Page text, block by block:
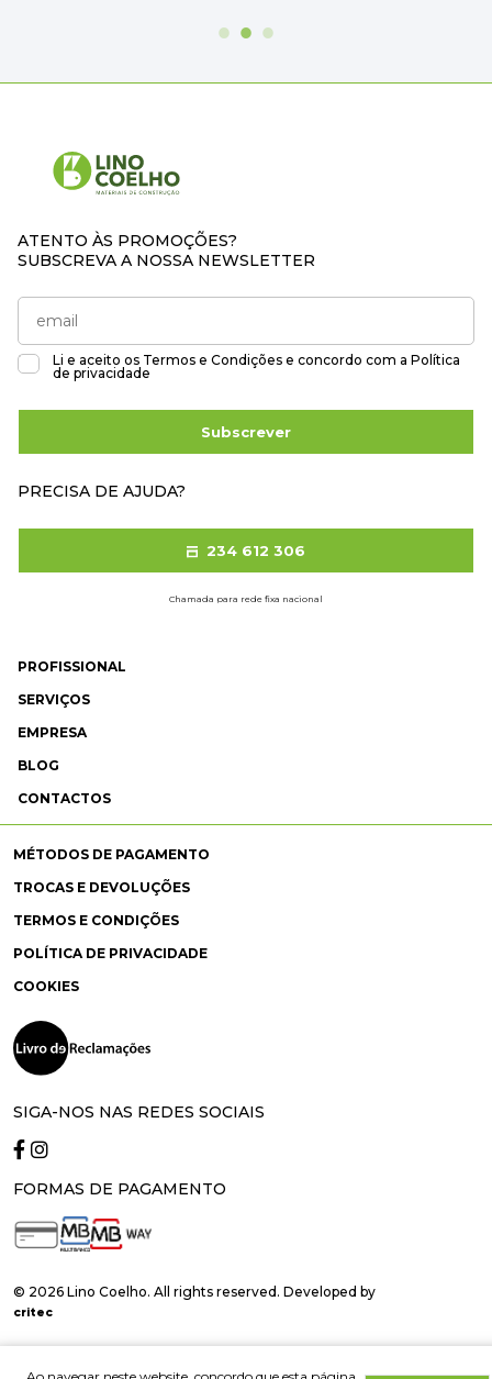
Ao navegar neste website, concordo que esta página
PROFISSIONAL
SERVIÇOS
EMPRESA
BLOG
CONTACTOS
MÉTODOS DE PAGAMENTO
TROCAS E DEVOLUÇÕES
TERMOS E CONDIÇÕES
POLÍTICA DE PRIVACIDADE
COOKIES
SIGA-NOS NAS REDES SOCIAIS
FORMAS DE PAGAMENTO
ATENTO ÀS PROMOÇÕES?
SUBSCREVA A NOSSA NEWSLETTER
Li e aceito os Termos e Condições e concordo com a Política
de privacidade
Subscrever
PRECISA DE AJUDA?
234 612 306
Chamada para rede fixa nacional
© 2026 Lino Coelho. All rights reserved. Developed by
critec